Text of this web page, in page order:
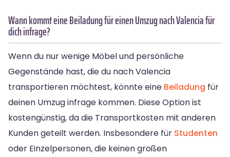
Wann kommt eine Beiladung für einen Umzug nach Valencia für
dich infrage?
Wenn du nur wenige Möbel und persönliche
Gegenstände hast, die du nach Valencia
transportieren möchtest, könnte eine Beiladung für
deinen Umzug infrage kommen. Diese Option ist
kostengünstig, da die Transportkosten mit anderen
Kunden geteilt werden. Insbesondere für Studenten
oder Einzelpersonen, die keinen großen